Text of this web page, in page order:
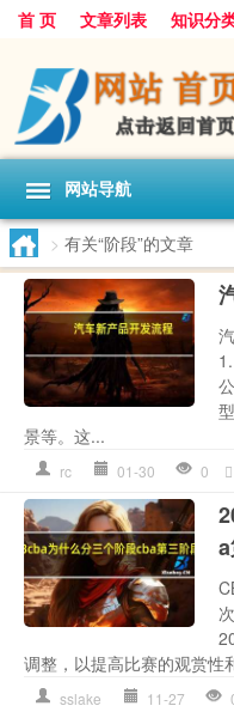
首 页 文章列表 知识分
网站导航
> 有关“阶段”的文章
景等。这...
rc 01-30 0
调整，以提高比赛的观赏性
sslake 11-27